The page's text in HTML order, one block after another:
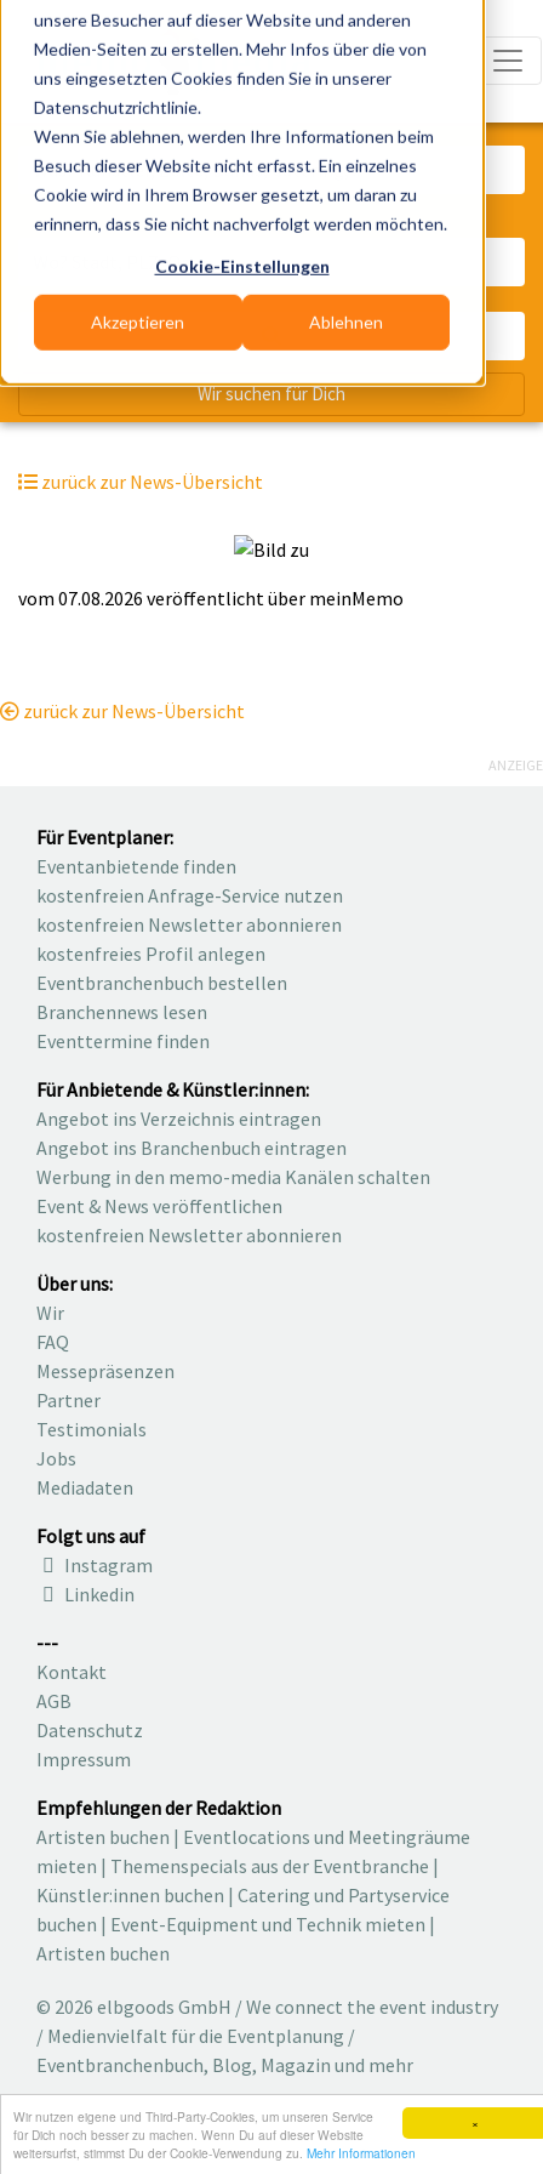
×
Wir nutzen eigene und Third-Party-Cookies, um unseren Service
für Dich noch besser zu machen. Wenn Du auf dieser Website
weitersurfst, stimmst Du der Cookie-Verwendung zu. Mehr Informationen
unsere Besucher auf dieser Website und anderen
Medien-Seiten zu erstellen. Mehr Infos über die von
uns eingesetzten Cookies finden Sie in unserer
Datenschutzrichtlinie.
Wenn Sie ablehnen, werden Ihre Informationen beim
Besuch dieser Website nicht erfasst. Ein einzelnes
Cookie wird in Ihrem Browser gesetzt, um daran zu
erinnern, dass Sie nicht nachverfolgt werden möchten.
Cookie-Einstellungen
Akzeptieren Ablehnen
zurück zur News-Übersicht
vom 07.08.2026 veröffentlicht über meinMemo
zurück zur News-Übersicht
Was? Künstler, Zelte, Bands,
Wo? Stadt, PLZ, Ort
Wir suchen für Dich
ANZEIGE
Für Eventplaner:
Eventanbietende finden
kostenfreien Anfrage-Service nutzen
kostenfreien Newsletter abonnieren
kostenfreies Profil anlegen
Eventbranchenbuch bestellen
Branchennews lesen
Eventtermine finden
Für Anbietende & Künstler:innen:
Angebot ins Verzeichnis eintragen
Angebot ins Branchenbuch eintragen
Werbung in den memo-media Kanälen schalten
Event & News veröffentlichen
kostenfreien Newsletter abonnieren
Über uns:
Wir
FAQ
Messepräsenzen
Partner
Testimonials
Jobs
Mediadaten
Folgt uns auf
Instagram
Linkedin
---
Kontakt
AGB
Datenschutz
Impressum
Empfehlungen der Redaktion
Artisten buchen | Eventlocations und Meetingräume
mieten | Themenspecials aus der Eventbranche |
Künstler:innen buchen | Catering und Partyservice
buchen | Event-Equipment und Technik mieten |
Artisten buchen
© 2026 elbgoods GmbH / We connect the event industry
/ Medienvielfalt für die Eventplanung /
Eventbranchenbuch, Blog, Magazin und mehr